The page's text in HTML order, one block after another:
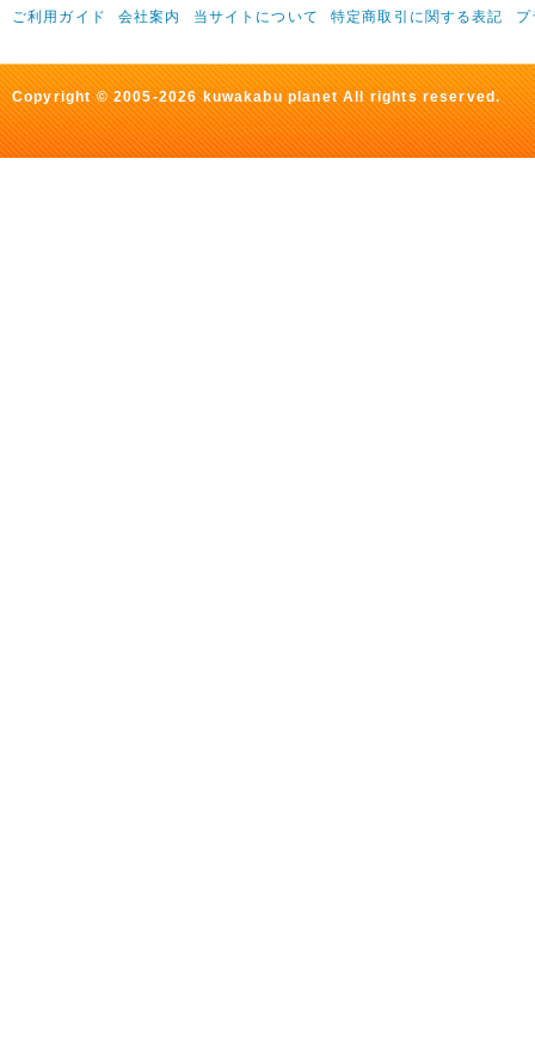
ご利用ガイド 会社案内 当サイトについて 特定商取引に関する表記 プ
Copyright © 2005-2026 kuwakabu planet All rights reserved.